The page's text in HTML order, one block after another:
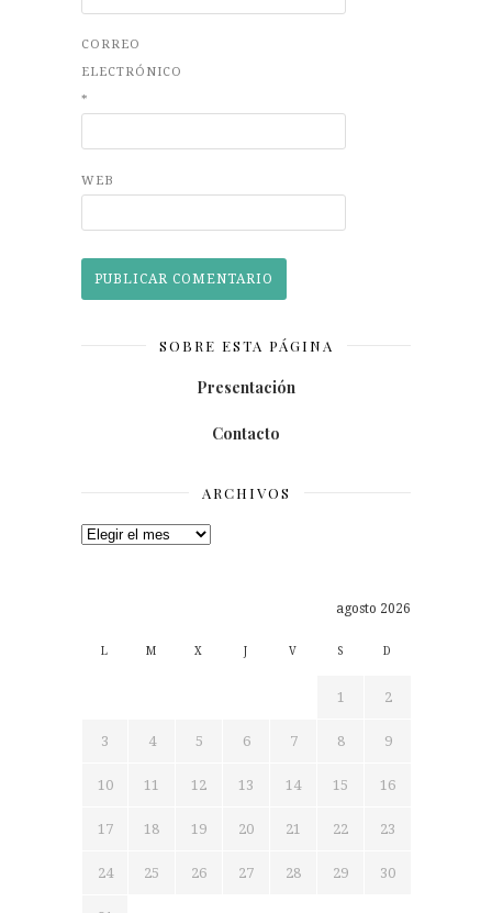
CORREO
ELECTRÓNICO
*
WEB
SOBRE ESTA PÁGINA
Presentación
Contacto
ARCHIVOS
Archivos
agosto 2026
L M X J V S D
1 2
3 4 5 6 7 8 9
10 11 12 13 14 15 16
17 18 19 20 21 22 23
24 25 26 27 28 29 30